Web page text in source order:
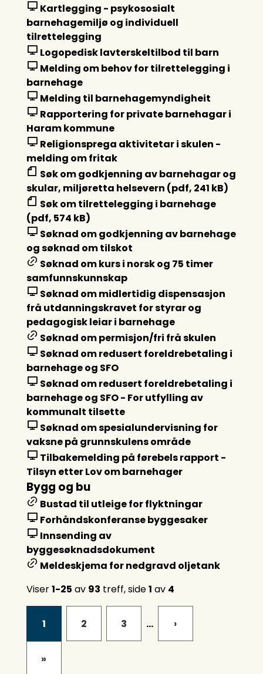
Kartlegging - psykososialt
barnehagemiljø og individuell
tilrettelegging
Logopedisk lavterskeltilbod til barn
Melding om behov for tilrettelegging i
barnehage
Melding til barnehagemyndigheit
Rapportering for private barnehagar i
Haram kommune
Religionsprega aktivitetar i skulen -
melding om fritak
Søk om godkjenning av barnehagar og
skular, miljøretta helsevern (pdf, 241 kB)
Søk om tilrettelegging i barnehage
(pdf, 574 kB)
Søknad om godkjenning av barnehage
og søknad om tilskot
Søknad om kurs i norsk og 75 timer
samfunnskunnskap
Søknad om midlertidig dispensasjon
frå utdanningskravet for styrar og
pedagogisk leiar i barnehage
Søknad om permisjon/fri frå skulen
Søknad om redusert foreldrebetaling i
barnehage og SFO
Søknad om redusert foreldrebetaling i
barnehage og SFO - For utfylling av
kommunalt tilsette
Søknad om spesialundervisning for
vaksne på grunnskulens område
Tilbakemelding på førebels rapport -
Tilsyn etter Lov om barnehager
Bygg og bu
Bustad til utleige for flyktningar
Forhåndskonferanse byggesaker
Innsending av
byggesøknadsdokument
Meldeskjema for nedgravd oljetank
Viser1-25 av 93 treff, side1 av 4
1 2 3 ... ›
»